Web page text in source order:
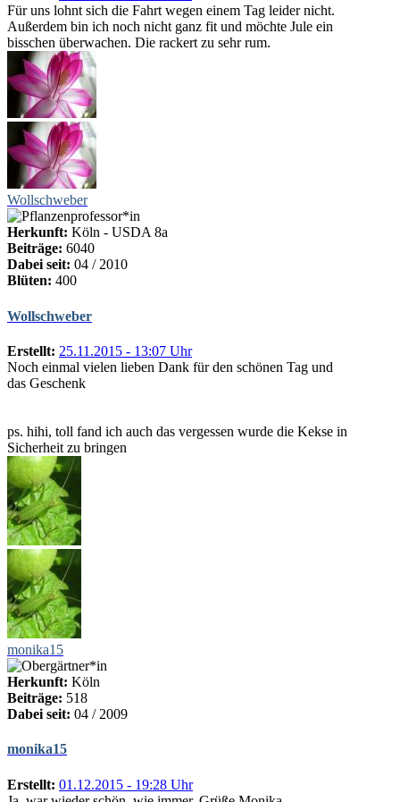
Für uns lohnt sich die Fahrt wegen einem Tag leider nicht.
Außerdem bin ich noch nicht ganz fit und möchte Jule ein
bisschen überwachen. Die rackert zu sehr rum.
Wollschweber
Herkunft: Köln - USDA 8a
Beiträge: 6040
Dabei seit: 04 / 2010
Blüten: 400
Wollschweber
Erstellt: 25.11.2015 - 13:07 Uhr
Noch einmal vielen lieben Dank für den schönen Tag und
das Geschenk
ps. hihi, toll fand ich auch das vergessen wurde die Kekse in
Sicherheit zu bringen
monika15
Herkunft: Köln
Beiträge: 518
Dabei seit: 04 / 2009
monika15
Erstellt: 01.12.2015 - 19:28 Uhr